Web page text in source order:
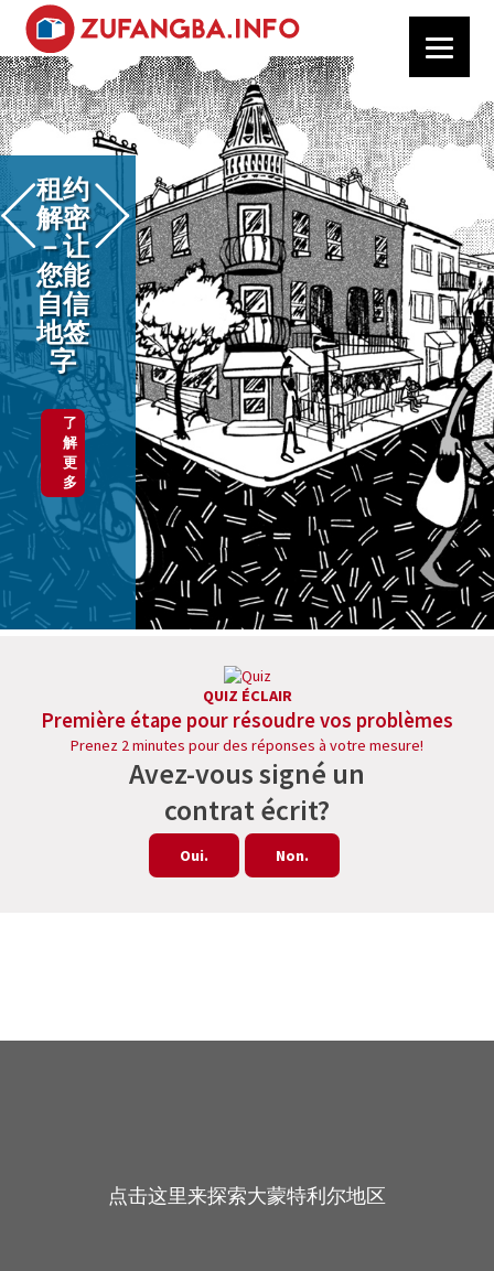
租约
解密
－让
您能
自信
地签
字
了
解
更
多
QUIZ ÉCLAIR
Première étape pour résoudre vos problèmes
Prenez 2 minutes pour des réponses à votre mesure!
Avez-vous signé un
contrat écrit?
Oui. Non.
点击这里来探索大蒙特利尔地区